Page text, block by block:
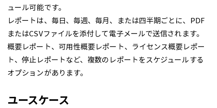
ュール可能です。
レポートは、毎日、毎週、毎月、または四半期ごとに、PDF
またはCSVファイルを添付して電子メールで送信されます。
概要レポート、可用性概要レポート、ライセンス概要レポー
ト、停止レポートなど、複数のレポートをスケジュールする
オプションがあります。
ユースケース